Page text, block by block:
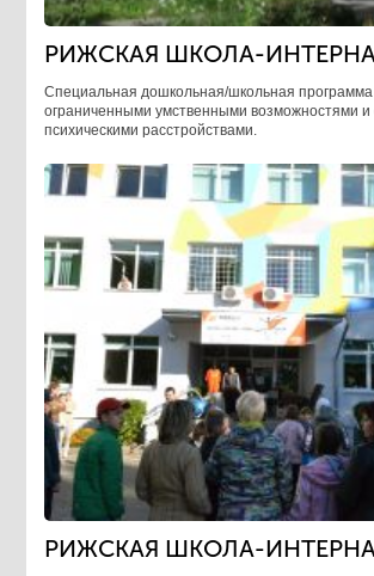
РИЖСКАЯ ШКОЛА-
Специальная дошкольная/школьная программа
ограниченными умственными возможностями
психическими расстройствами.
РИЖСКАЯ ШКОЛА-